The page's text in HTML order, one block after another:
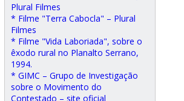
Plural Filmes
* Filme "Terra Cabocla" – Plural
Filmes
* Filme "Vida Laboriada", sobre o
êxodo rural no Planalto Serrano,
1994.
* GIMC – Grupo de Investigação
sobre o Movimento do
Contestado – site oficial